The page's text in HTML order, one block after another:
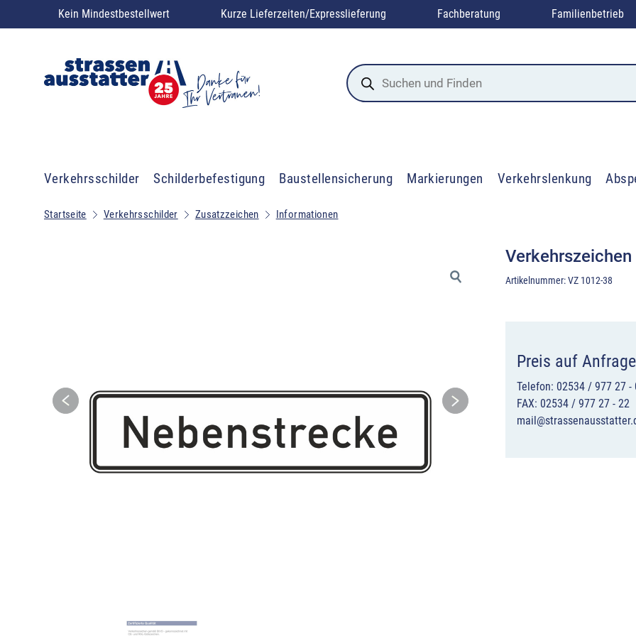
Kein Mindestbestellwert Kurze Lieferzeiten/Expresslieferung Fachberatung Familienbetrieb
Products
search
Verkehrsschilder Schilderbefestigung Baustellensicherung Markierungen Verkehrslenkung
Startseite Verkehrsschilder Zusatzzeichen Informationen
Artikelnummer:VZ 1012-38
Preis auf Anfrage
Telefon: 02534 / 977 27 -
FAX: 02534 / 977 27 - 22